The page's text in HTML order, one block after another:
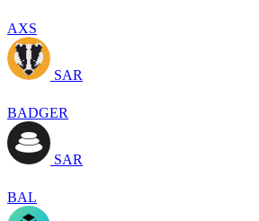
AXS
SAR
BADGER
SAR
BAL